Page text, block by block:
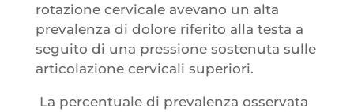
rotazione cervicale avevano un alta
prevalenza di dolore riferito alla testa a
seguito di una pressione sostenuta sulle
articolazione cervicali superiori.
La percentuale di prevalenza osservata